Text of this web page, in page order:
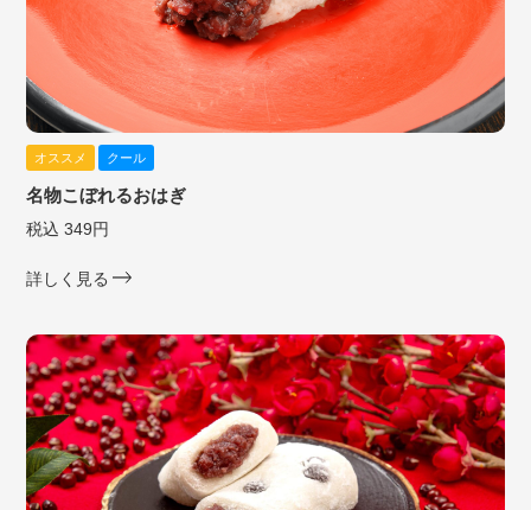
オススメ クール
名物こぼれるおはぎ
税込 349円
詳しく見る